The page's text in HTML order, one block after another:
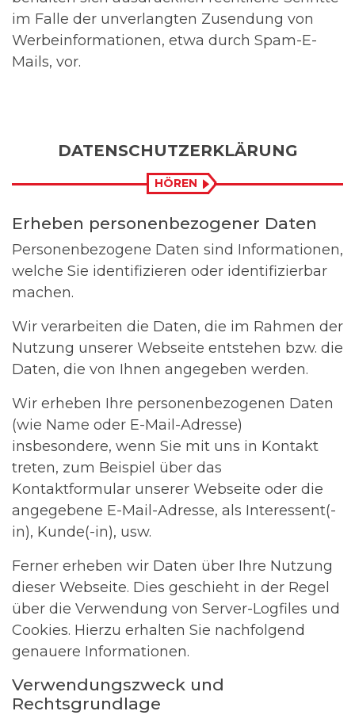
im Falle der unverlangten Zusendung von
Werbeinformationen, etwa durch Spam-E-
Mails, vor.
DATENSCHUTZERKLÄRUNG
HÖREN
Erheben personenbezogener Daten
Personenbezogene Daten sind Informationen,
welche Sie identifizieren oder identifizierbar
machen.
Wir verarbeiten die Daten, die im Rahmen der
Nutzung unserer Webseite entstehen bzw. die
Daten, die von Ihnen angegeben werden.
Wir erheben Ihre personenbezogenen Daten
(wie Name oder E-Mail-Adresse)
insbesondere, wenn Sie mit uns in Kontakt
treten, zum Beispiel über das
Kontaktformular unserer Webseite oder die
angegebene E-Mail-Adresse, als Interessent(-
in), Kunde(-in), usw.
Ferner erheben wir Daten über Ihre Nutzung
dieser Webseite. Dies geschieht in der Regel
über die Verwendung von Server-Logfiles und
Cookies. Hierzu erhalten Sie nachfolgend
genauere Informationen.
Verwendungszweck und
Rechtsgrundlage